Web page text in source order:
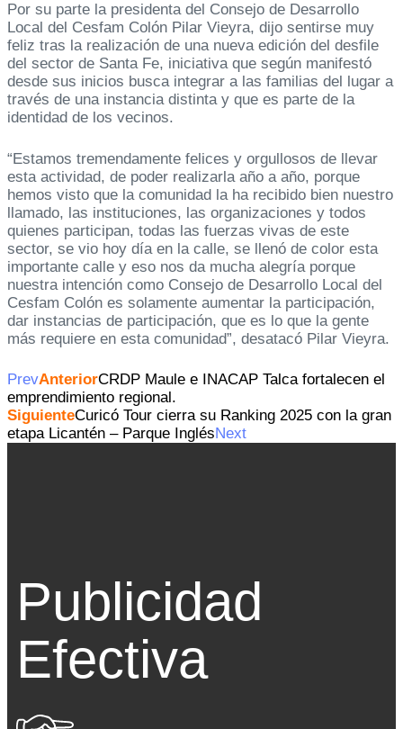
Por su parte la presidenta del Consejo de Desarrollo
Local del Cesfam Colón Pilar Vieyra, dijo sentirse muy
feliz tras la realización de una nueva edición del desfile
del sector de Santa Fe, iniciativa que según manifestó
desde sus inicios busca integrar a las familias del lugar a
través de una instancia distinta y que es parte de la
identidad de los vecinos.
“Estamos tremendamente felices y orgullosos de llevar
esta actividad, de poder realizarla año a año, porque
hemos visto que la comunidad la ha recibido bien nuestro
llamado, las instituciones, las organizaciones y todos
quienes participan, todas las fuerzas vivas de este
sector, se vio hoy día en la calle, se llenó de color esta
importante calle y eso nos da mucha alegría porque
nuestra intención como Consejo de Desarrollo Local del
Cesfam Colón es solamente aumentar la participación,
dar instancias de participación, que es lo que la gente
más requiere en esta comunidad”, desatacó Pilar Vieyra.
PrevAnteriorCRDP Maule e INACAP Talca fortalecen el
emprendimiento regional.
SiguienteCuricó Tour cierra su Ranking 2025 con la gran
etapa Licantén – Parque InglésNext
Publicidad
Efectiva